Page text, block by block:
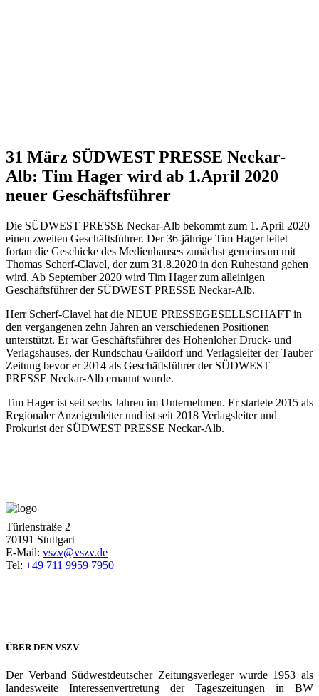
31 März SÜDWEST PRESSE Neckar-
Alb: Tim Hager wird ab 1.April 2020
neuer Geschäftsführer
Die SÜDWEST PRESSE Neckar-Alb bekommt zum 1. April 2020
einen zweiten Geschäftsführer. Der 36-jährige Tim Hager leitet
fortan die Geschicke des Medienhauses zunächst gemeinsam mit
Thomas Scherf-Clavel, der zum 31.8.2020 in den Ruhestand gehen
wird. Ab September 2020 wird Tim Hager zum alleinigen
Geschäftsführer der SÜDWEST PRESSE Neckar-Alb.
Herr Scherf-Clavel hat die NEUE PRESSEGESELLSCHAFT in
den vergangenen zehn Jahren an verschiedenen Positionen
unterstützt. Er war Geschäftsführer des Hohenloher Druck- und
Verlagshauses, der Rundschau Gaildorf und Verlagsleiter der Tauber
Zeitung bevor er 2014 als Geschäftsführer der SÜDWEST
PRESSE Neckar-Alb ernannt wurde.
Tim Hager ist seit sechs Jahren im Unternehmen. Er startete 2015 als
Regionaler Anzeigenleiter und ist seit 2018 Verlagsleiter und
Prokurist der SÜDWEST PRESSE Neckar-Alb.
Türlenstraße 2
70191 Stuttgart
E-Mail: vszv@vszv.de
Tel: +49 711 9959 7950
ÜBER DEN VSZV
Der Verband Südwestdeutscher Zeitungsverleger wurde 1953 als
landesweite Interessenvertretung der Tageszeitungen in BW